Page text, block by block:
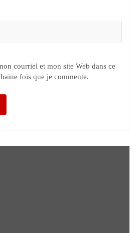
courriel et mon site Web dans ce
fois que je commente.